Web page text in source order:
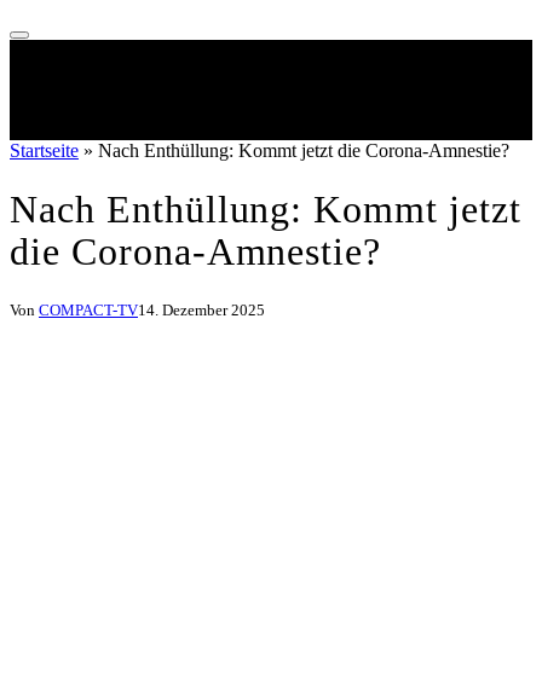
Startseite » Nach Enthüllung: Kommt jetzt die Corona-Amnestie?
Nach Enthüllung: Kommt jetzt
die Corona-Amnestie?
Von COMPACT-TV14. Dezember 2025